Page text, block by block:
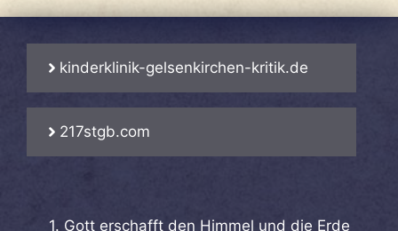
kinderklinik-gelsenkirchen-kritik.de
217stgb.com
1. Gott erschafft den Himmel und die Erde